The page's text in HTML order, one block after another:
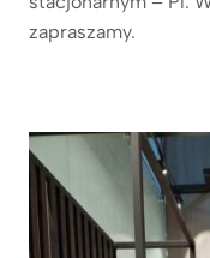
zapraszamy.